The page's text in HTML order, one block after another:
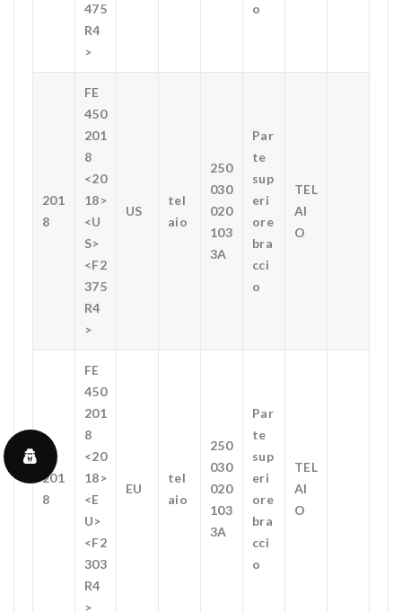
475
R4
>
o
201
8
FE
450
201
8
<20
18>
<U
S>
<F2
375
R4
>
US
tel
aio
250
030
020
103
3A
Par
te
sup
eri
ore
bra
cci
o
TEL
AI
O
201
8
FE
450
201
8
<20
18>
<E
U>
<F2
303
R4
>
EU
tel
aio
250
030
020
103
3A
Par
te
sup
eri
ore
bra
cci
o
TEL
AI
O